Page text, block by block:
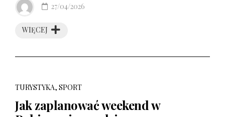
WIĘCEJ
27/04/2026
TURYSTYKA, SPORT
Jak zaplanować weekend w